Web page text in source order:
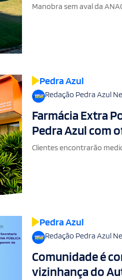
Manobra sem aval da
Pedra Azul
Redação Pedra Azul
Farmácia Extra
Pedra Azul com
Clientes encontrarão
Pedra Azul
Redação Pedra Azul
Comunidade é
vizinhança do